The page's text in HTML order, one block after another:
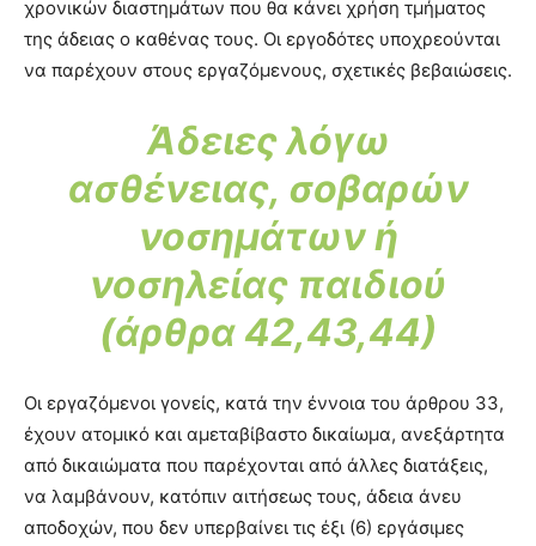
χρονικών διαστημάτων που θα κάνει χρήση τμήματος
της άδειας ο καθένας τους. Οι εργοδότες υποχρεούνται
να παρέχουν στους εργαζόμενους, σχετικές βεβαιώσεις.
Άδειες λόγω
ασθένειας, σοβαρών
νοσημάτων ή
νοσηλείας παιδιού
(άρθρα 42,43,44)
Οι εργαζόμενοι γονείς, κατά την έννοια του άρθρου 33,
έχουν ατομικό και αμεταβίβαστο δικαίωμα, ανεξάρτητα
από δικαιώματα που παρέχονται από άλλες διατάξεις,
να λαμβάνουν, κατόπιν αιτήσεως τους, άδεια άνευ
αποδοχών, που δεν υπερβαίνει τις έξι (6) εργάσιμες